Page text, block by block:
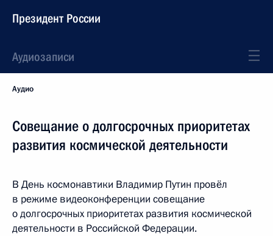
Президент России
Аудиозаписи
Аудио
Совещание о долгосрочных приоритетах
развития космической деятельности
В День космонавтики Владимир Путин провёл
в режиме видеоконференции совещание
о долгосрочных приоритетах развития космической
деятельности в Российской Федерации.